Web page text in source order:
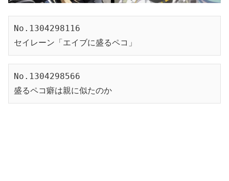
No.1304298116
セイレーン「エイブに盛るペコ」
No.1304298566
盛るペコ癖は親に似たのか